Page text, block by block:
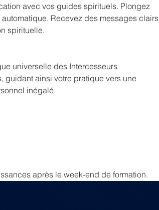
avec vos guides spirituels. Plongez
Recevez des messages clairs
spirituelle.
universelle des Intercesseurs
guidant ainsi votre pratique vers une
inégalé.
après le week-end de formation.